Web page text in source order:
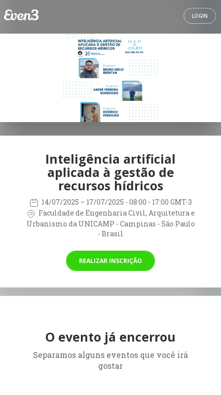
LOGIN
Inteligência artificial
aplicada à gestão de
recursos hídricos
14/07/2025 – 17/07/2025 - 08:00 - 17:00 GMT-3
Faculdade de Engenharia Civil, Arquitetura e
Urbanismo da UNICAMP - Campinas - São Paulo
- Brasil
REALIZAR INSCRIÇÃO
O evento já encerrou
Separamos alguns eventos que você irá
gostar